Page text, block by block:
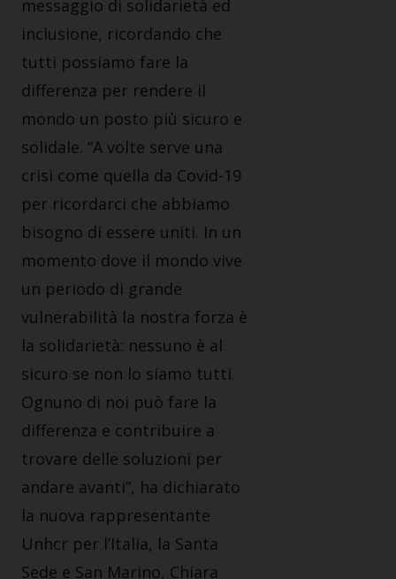
messaggio di solidarietà ed
inclusione, ricordando che
tutti possiamo fare la
differenza per rendere il
mondo un posto più sicuro e
solidale. “A volte serve una
crisi come quella da Covid-19
per ricordarci che abbiamo
bisogno di essere uniti. In un
momento dove il mondo vive
un periodo di grande
vulnerabilità la nostra forza è
la solidarietà: nessuno è al
sicuro se non lo siamo tutti.
Ognuno di noi può fare la
differenza e contribuire a
trovare delle soluzioni per
andare avanti”, ha dichiarato
la nuova rappresentante
Unhcr per l’Italia, la Santa
Sede e San Marino, Chiara